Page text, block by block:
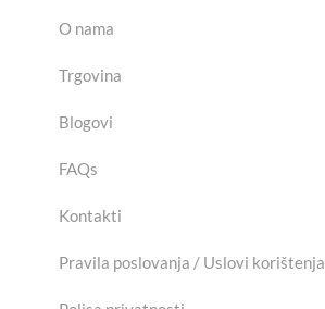
O nama
Trgovina
Blogovi
FAQs
Kontakti
Pravila poslovanja / Uslovi korištenja